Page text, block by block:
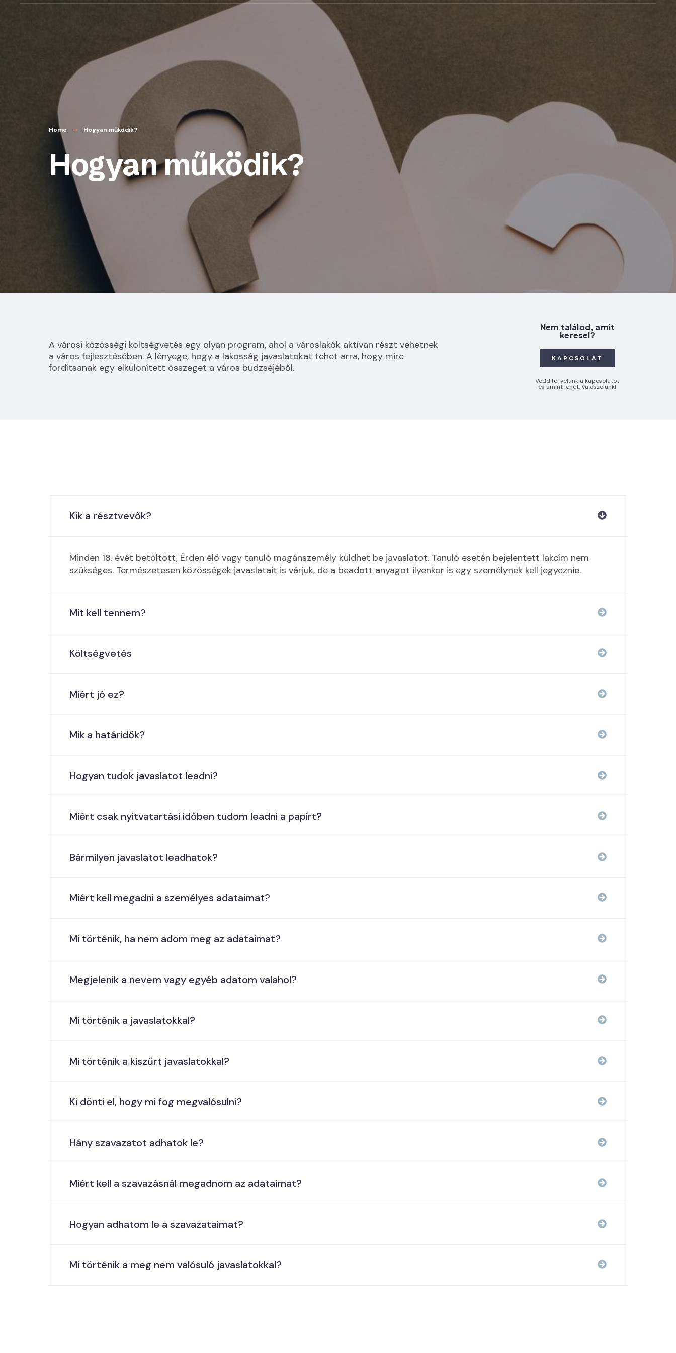
Home Hogyan működik?
Hogyan működik?
A városi közösségi költségvetés egy olyan program, ahol a városlakók aktívan részt vehetnek
a város fejlesztésében. A lényege, hogy a lakosság javaslatokat tehet arra, hogy mire
fordítsanak egy elkülönített összeget a város büdzséjéből.
Nem találod, amit
keresel?
KAPCSOLAT
Vedd fel velünk a kapcsolatot
és amint lehet, válaszolunk!
Kik a résztvevők?
Minden 18. évét betöltött, Érden élő vagy tanuló magánszemély küldhet be javaslatot. Tanuló esetén bejelentett lakcím nem
szükséges. Természetesen közösségek javaslatait is várjuk, de a beadott anyagot ilyenkor is egy személynek kell jegyeznie.
Mit kell tennem?
Költségvetés
Miért jó ez?
Mik a határidők?
Hogyan tudok javaslatot leadni?
Miért csak nyitvatartási időben tudom leadni a papírt?
Bármilyen javaslatot leadhatok?
Miért kell megadni a személyes adataimat?
Mi történik, ha nem adom meg az adataimat?
Megjelenik a nevem vagy egyéb adatom valahol?
Mi történik a javaslatokkal?
Mi történik a kiszűrt javaslatokkal?
Ki dönti el, hogy mi fog megvalósulni?
Hány szavazatot adhatok le?
Miért kell a szavazásnál megadnom az adataimat?
Hogyan adhatom le a szavazataimat?
Mi történik a meg nem valósuló javaslatokkal?